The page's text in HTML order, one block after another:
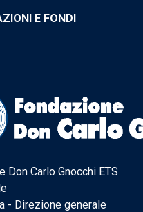
E FONDI
Don Carlo Gnocchi ETS
- Direzione generale